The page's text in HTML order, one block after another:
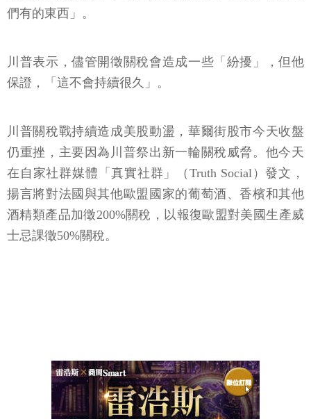
們有的東西」。
川普表示，儘管開徵關稅會造成一些「紛擾」，但他
保證，「這不會持續很久」。
川普關稅戰持續造成美股動盪，華爾街股市今天收盤
仍重挫，主要因為川普祭出新一輪關稅威脅。他今天
在自家社群媒體「真實社群」（Truth Social）發文，
揚言將對法國與其他歐盟國家的葡萄酒、香檳和其他
酒精類產品加徵200%關稅，以報復歐盟對美國生產威
士忌課徵50%關稅。